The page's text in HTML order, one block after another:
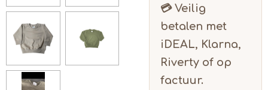
💳 Veilig
betalen met
iDEAL, Klarna,
Riverty of op
factuur.